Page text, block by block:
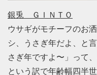
銀兎 ＧＩＮＴＯ
ウサギがモチーフのお
シ、うさぎ年だよ、と言
さぎ年ですよ〜」って
という訳で年齢幅四半